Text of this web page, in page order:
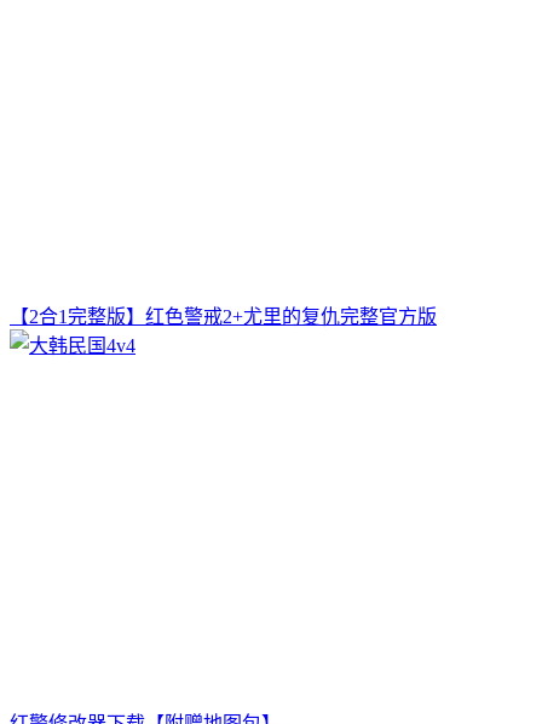
【2合1完整版】红色警戒2+尤里的复仇完整官方版